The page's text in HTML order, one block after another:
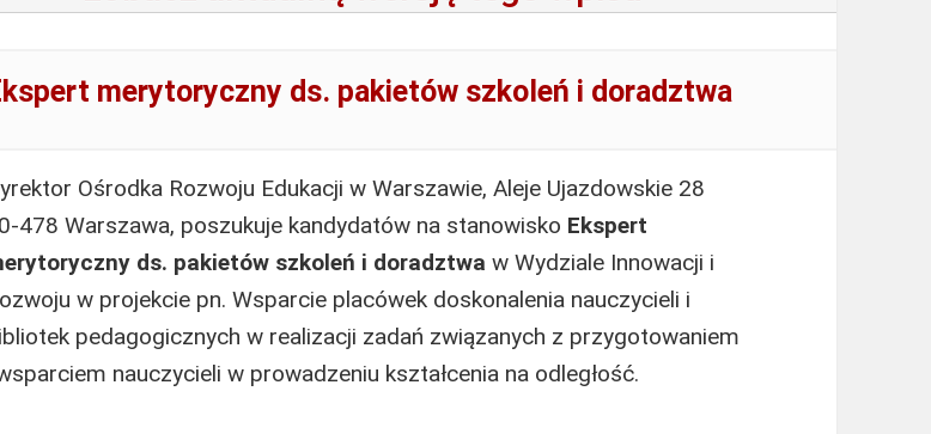
merytoryczny ds. pakietów szkoleń i doradztwa
Ośrodka Rozwoju Edukacji w Warszawie, Aleje Ujazdowskie 28
478 Warszawa, poszukuje kandydatów na stanowisko Ekspert
ds. pakietów szkoleń i doradztwa w Wydziale Innowacji i
w projekcie pn. Wsparcie placówek doskonalenia nauczycieli i
pedagogicznych w realizacji zadań związanych z przygotowaniem
nauczycieli w prowadzeniu kształcenia na odległość.